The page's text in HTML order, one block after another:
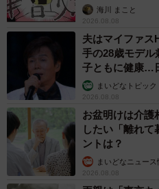
海川 まこと
2026.08.08
夫はマイファス
手の28歳モデル
子ともに健康…
まいどなトピック
2026.08.08
お盆明けは介
したい「離れて
ントは？
まいどなニュース
2026.08.08